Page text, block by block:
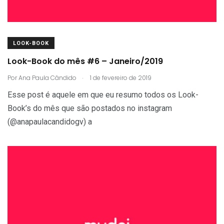
LOOK-BOOK
Look-Book do mês #6 – Janeiro/2019
PorAna Paula Cândido . 1 de fevereiro de 2019
Esse post é aquele em que eu resumo todos os Look-
Book’s do mês que são postados no instagram
(@anapaulacandidogv) a